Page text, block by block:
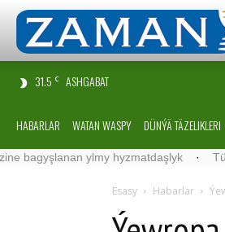
31.5 C ASHGABAT
HABARLAR WATAN WASPY DÜNÝÄ TÄZELIKLERI
ylmy hyzmatdaşlyk · Türkmen
Esasy Habarlar